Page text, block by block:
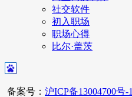
社交软件
初入职场
职场心得
比尔·盖茨
备案号： 沪ICP备13004700号-1